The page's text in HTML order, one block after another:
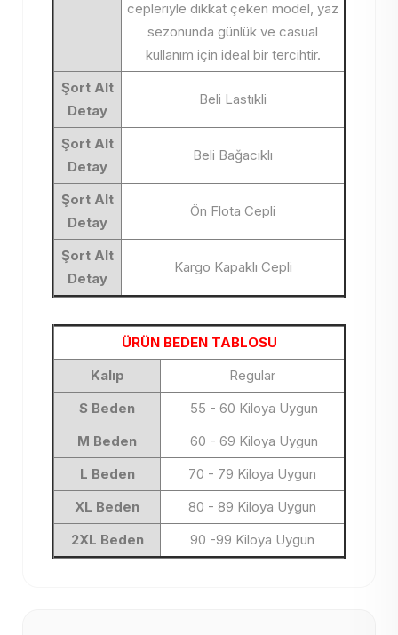
cepleriyle dikkat çeken model, yaz
sezonunda günlük ve casual
kullanım için ideal bir tercihtir.
Şort Alt
Detay
Beli Lastıkli
Şort Alt
Detay
Beli Bağacıklı
Şort Alt
Detay
Ön Flota Cepli
Şort Alt
Detay
Kargo Kapaklı Cepli
ÜRÜN BEDEN TABLOSU
Kalıp
Regular
S Beden
55 - 60 Kiloya Uygun
M Beden
60 - 69 Kiloya Uygun
L Beden
70 - 79 Kiloya Uygun
XL Beden
80 - 89 Kiloya Uygun
2XL Beden
90 -99 Kiloya Uygun